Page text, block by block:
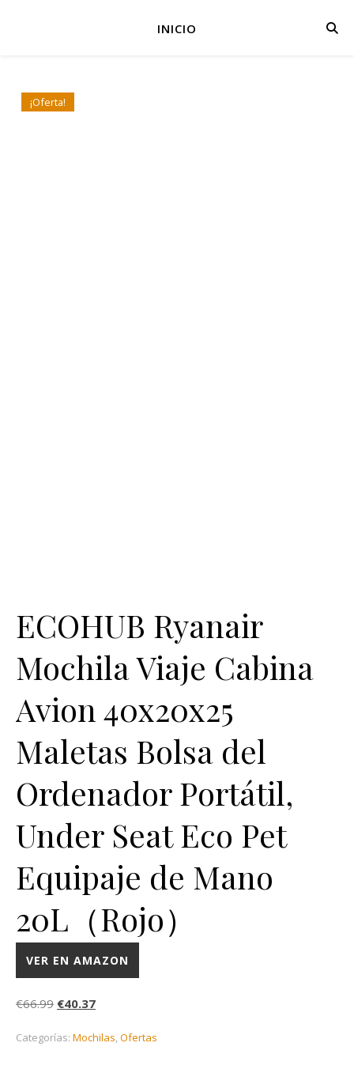
INICIO
¡Oferta!
ECOHUB Ryanair
Mochila Viaje Cabina
Avion 40x20x25
Maletas Bolsa del
Ordenador Portátil,
Under Seat Eco Pet
Equipaje de Mano
20L（Rojo）
VER EN AMAZON
€66.99 El precio original era: €66.99.
€40.37El precio actual es: €40.37.
Categorías: Mochilas,Ofertas